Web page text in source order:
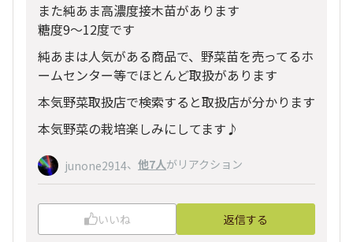
また純あま高濃度接木苗があります
糖度9～12度です
純あまは人気がある商品で、野菜苗を売ってるホ
ームセンター等でほとんど取扱があります
本気野菜取扱店で検索すると取扱店が分かります
本気野菜の栽培楽しみにしてます♪
junone2914、 他7人がリアクション
いいね 返信する